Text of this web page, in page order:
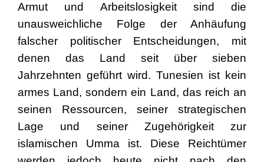
Armut und Arbeitslosigkeit sind die
unausweichliche Folge der Anhäufung
falscher politischer Entscheidungen, mit
denen das Land seit über sieben
Jahrzehnten geführt wird. Tunesien ist kein
armes Land, sondern ein Land, das reich an
seinen Ressourcen, seiner strategischen
Lage und seiner Zugehörigkeit zur
islamischen Umma ist. Diese Reichtümer